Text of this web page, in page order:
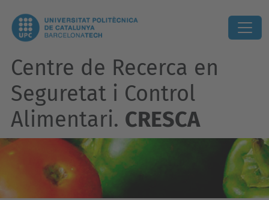
Centre de Recerca en
Seguretat i Control
Alimentari. CRESCA